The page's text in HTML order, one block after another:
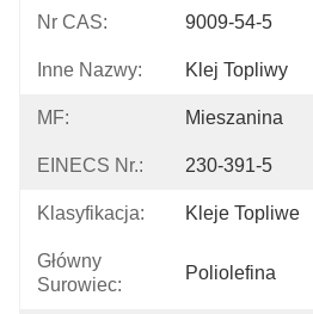
Nr CAS: 9009-54-5
Inne Nazwy: Klej Topliwy
MF: Mieszanina
EINECS Nr.: 230-391-5
Klasyfikacja: Kleje Topliwe
Główny
Surowiec:
Poliolefina